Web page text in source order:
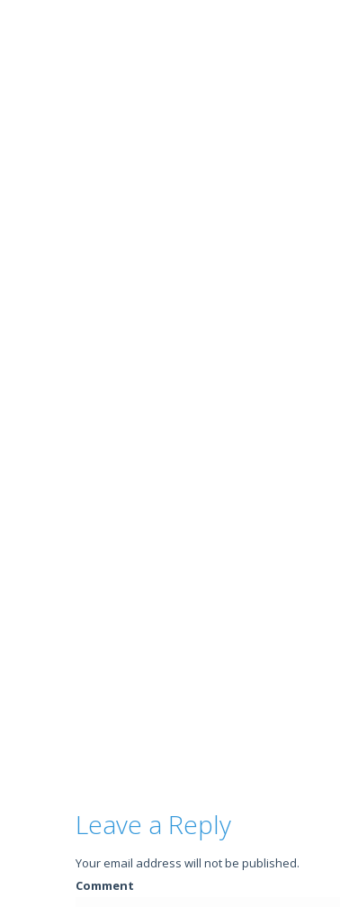
Leave a Reply
Your email address will not be published.
Comment